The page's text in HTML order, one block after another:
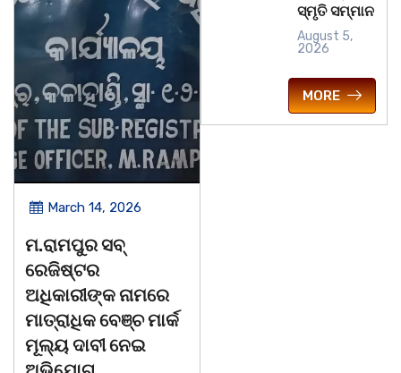
March 14, 2026
ସବ୍
ନାମରେ
ବେଞ୍ଚ ମାର୍କ
ଦାବୀ ନେଇ
ସ୍ମୃତି ସମ୍ମାନ
August 5,
2026
MORE